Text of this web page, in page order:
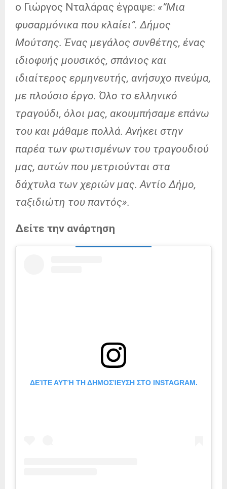
ο Γιώργος Νταλάρας έγραψε: «”Μια
φυσαρμόνικα που κλαίει”. Δήμος
Μούτσης. Ένας μεγάλος συνθέτης, ένας
ιδιοφυής μουσικός, σπάνιος και
ιδιαίτερος ερμηνευτής, ανήσυχο πνεύμα,
με πλούσιο έργο. Όλο το ελληνικό
τραγούδι, όλοι μας, ακουμπήσαμε επάνω
του και μάθαμε πολλά. Ανήκει στην
παρέα των φωτισμένων του τραγουδιού
μας, αυτών που μετριούνται στα
δάχτυλα των χεριών μας. Αντίο Δήμο,
ταξιδιώτη του παντός».
Δείτε την ανάρτηση
ΔΕΊΤΕ ΑΥΤΉ ΤΗ ΔΗΜΟΣΊΕΥΣΗ ΣΤΟ INSTAGRAM.